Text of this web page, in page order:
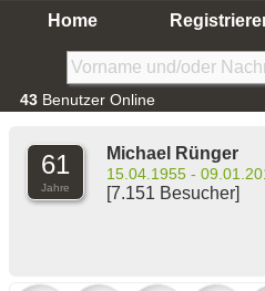
Home
43 Benutzer Online
61
Jahre
Michael Rünger
15.04.1955 -
[7.151 Besucher]